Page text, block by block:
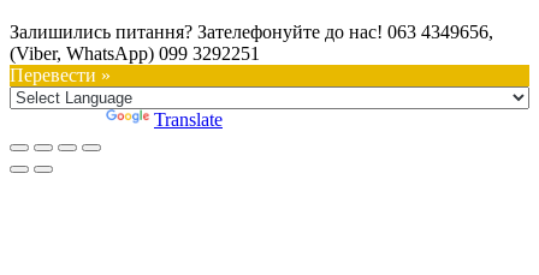
Залишились питання? Зателефонуйте до нас! 063 4349656,
(Viber, WhatsApp) 099 3292251
Перевести »
Translate